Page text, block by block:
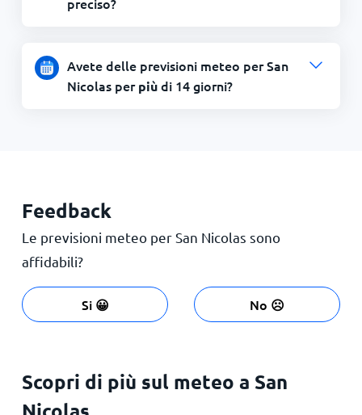
Avete delle previsioni meteo per San
Nicolas perpiùdi 14 giorni?
Feedback
Le previsioni meteo per San Nicolas sono
affidabili?
Si 😀 No ☹️
Scopri di più sul meteo a San